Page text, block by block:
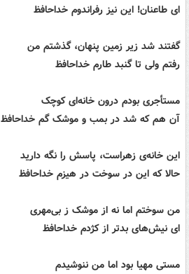
ای طاعنان! این نیز رفراندوم خداحافظ
گفتند شد زیر زمین پنهان، گذشتم من
رفتم ولی تا گنبد طارم خداحافظ
مستأجری بودم درون خانه‌ای کوچک
آن هم که شد در بمب و موشک گم خداحافظ
این خانه‌ی زهراست، پاسش را نگه دارید
حالا که این در سوخت در هیزم خداحافظ
من سوختم اما نه از موشک ز بی‌مهری
ای نیش‌های بدتر از کژدم خداحافظ
مستی مهیا بود اما من ننوشیدم